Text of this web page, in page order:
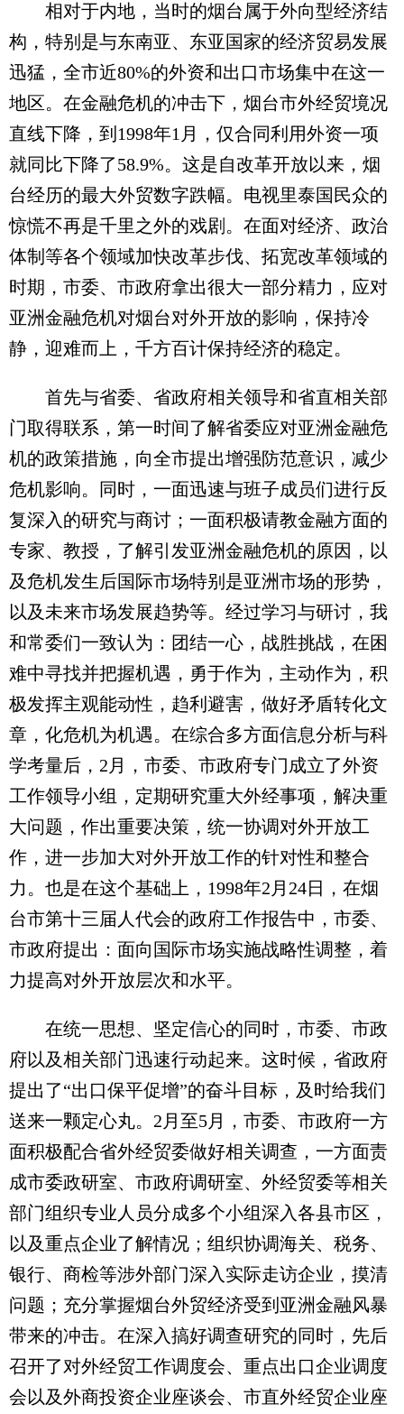
相对于内地，当时的烟台属于外向型经济结
构，特别是与东南亚、东亚国家的经济贸易发展
迅猛，全市近80%的外资和出口市场集中在这一
地区。在金融危机的冲击下，烟台市外经贸境况
直线下降，到1998年1月，仅合同利用外资一项
就同比下降了58.9%。这是自改革开放以来，烟
台经历的最大外贸数字跌幅。电视里泰国民众的
惊慌不再是千里之外的戏剧。在面对经济、政治
体制等各个领域加快改革步伐、拓宽改革领域的
时期，市委、市政府拿出很大一部分精力，应对
亚洲金融危机对烟台对外开放的影响，保持冷
静，迎难而上，千方百计保持经济的稳定。
首先与省委、省政府相关领导和省直相关部
门取得联系，第一时间了解省委应对亚洲金融危
机的政策措施，向全市提出增强防范意识，减少
危机影响。同时，一面迅速与班子成员们进行反
复深入的研究与商讨；一面积极请教金融方面的
专家、教授，了解引发亚洲金融危机的原因，以
及危机发生后国际市场特别是亚洲市场的形势，
以及未来市场发展趋势等。经过学习与研讨，我
和常委们一致认为：团结一心，战胜挑战，在困
难中寻找并把握机遇，勇于作为，主动作为，积
极发挥主观能动性，趋利避害，做好矛盾转化文
章，化危机为机遇。在综合多方面信息分析与科
学考量后，2月，市委、市政府专门成立了外资
工作领导小组，定期研究重大外经事项，解决重
大问题，作出重要决策，统一协调对外开放工
作，进一步加大对外开放工作的针对性和整合
力。也是在这个基础上，1998年2月24日，在烟
台市第十三届人代会的政府工作报告中，市委、
市政府提出：面向国际市场实施战略性调整，着
力提高对外开放层次和水平。
在统一思想、坚定信心的同时，市委、市政
府以及相关部门迅速行动起来。这时候，省政府
提出了“出口保平促增”的奋斗目标，及时给我们
送来一颗定心丸。2月至5月，市委、市政府一方
面积极配合省外经贸委做好相关调查，一方面责
成市委政研室、市政府调研室、外经贸委等相关
部门组织专业人员分成多个小组深入各县市区，
以及重点企业了解情况；组织协调海关、税务、
银行、商检等涉外部门深入实际走访企业，摸清
问题；充分掌握烟台外贸经济受到亚洲金融风暴
带来的冲击。在深入搞好调查研究的同时，先后
召开了对外经贸工作调度会、重点出口企业调度
会以及外商投资企业座谈会、市直外经贸企业座